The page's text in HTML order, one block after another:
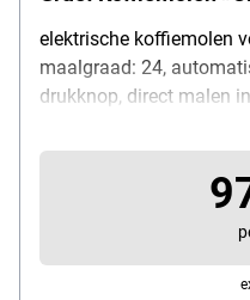
elektrische koffiemolen
maalgraad: 24,
drukknop, direct malen
roestvrij staal, volume
bodemplaat
max. 12 kopjes,
behuizing: kunststof,
leveringsomvang: